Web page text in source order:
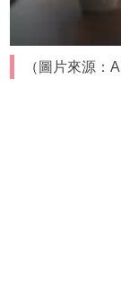
（圖片來源：